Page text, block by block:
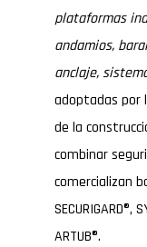
plataformas
andamios,
anclaje,
adoptadas por
de la
combinar
comercializan
SECURIGARD®,
ARTUB®.